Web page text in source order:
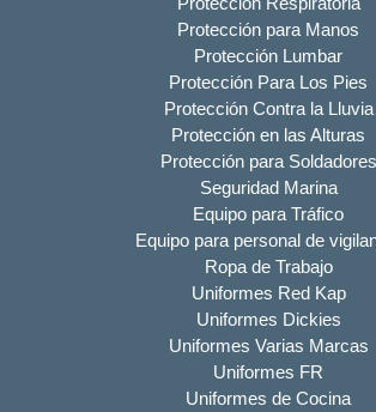
Protección para Manos
Protección Lumbar
Protección Para Los Pies
Protección Contra la Lluvia
Protección en las Alturas
Protección para Soldadores
Seguridad Marina
Equipo para Tráfico
Equipo para personal de
Ropa de Trabajo
Uniformes Red Kap
Uniformes Dickies
Uniformes Varias Marcas
Uniformes FR
Uniformes de Cocina